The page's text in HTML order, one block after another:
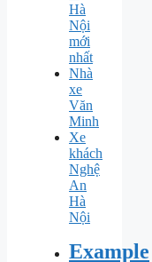
Hà
Nội
mới
nhất
Nhà
xe
Văn
Minh
Xe
khách
Nghệ
An
Hà
Nội
Example